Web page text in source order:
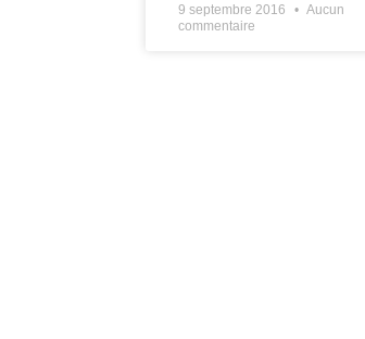
9 septembre 2016
Aucun
commentaire